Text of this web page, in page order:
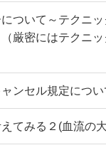
ついて～テクニ
厳密にはテクニッ
ンセル規定につい
てみる２(血流の